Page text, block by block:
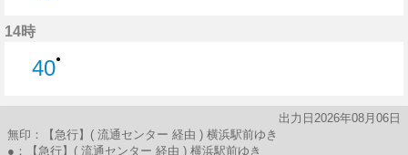
14時
40●
出力日2026年08月06日
無印：【急行】( 流通センター 経由 ) 横浜駅前ゆき
●：【急行】( 流通センター 経由 ) 横浜駅前ゆき